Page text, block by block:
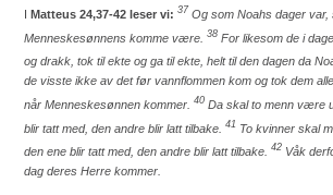
I Matteus 24,37-42 leser vi: 37 Og som Noahs dager var,
Menneskesønnens komme være. 38 For likesom de i
og drakk, tok til ekte og ga til ekte, helt til den dagen da
de visste ikke av det før vannflommen kom og tok dem
når Menneskesønnen kommer. 40 Da skal to menn være
blir tatt med, den andre blir latt tilbake. 41 To kvinner skal
den ene blir tatt med, den andre blir latt tilbake. 42 Våk
dag deres Herre kommer.